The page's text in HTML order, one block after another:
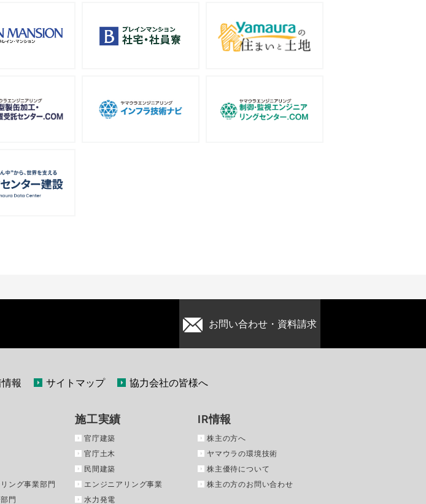
お問い合わせ・資料請求
報 サイトマップ 協力会社の皆様へ
ング事業部門
門
施工実績
官庁建築
官庁土木
民間建築
エンジニアリング事業
水力発電
IR情報
株主の方へ
ヤマウラの環境技術
株主優待について
株主の方のお問い合わせ